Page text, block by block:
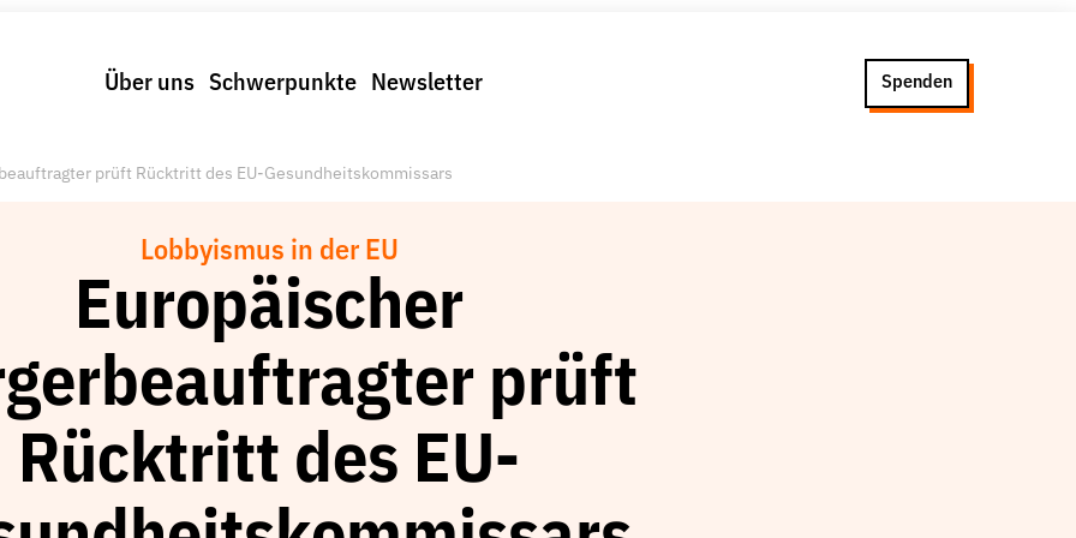
Über uns Schwerpunkte Newsletter Spenden
prüft Rücktritt des EU-Gesundheitskommissars
Lobbyismus in der EU
Europäischer
prüft
Rücktritt des EU-